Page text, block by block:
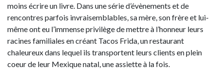
moins écrire un livre. Dans une série d’évènements et de
rencontres parfois invraisemblables, sa mère, son frère et lui-
même ont eu l’immense privilège de mettre à l’honneur leurs
racines familiales en créant Tacos Frida, un restaurant
chaleureux dans lequel ils transportent leurs clients en plein
coeur de leur Mexique natal, une assiette à la fois.